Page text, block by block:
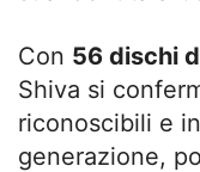
Con 56 dischi
Shiva si
riconoscibili e
generazione,